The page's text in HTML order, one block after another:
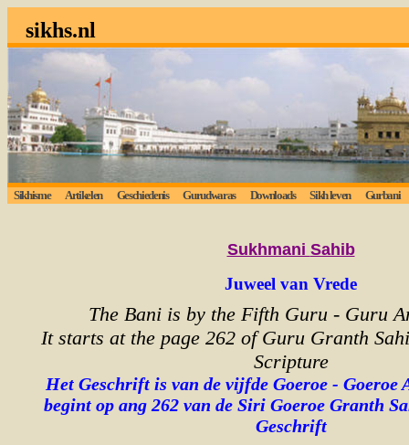
sikhs.nl
Sikhisme Artikelen Geschiedenis Gurudwaras Downloads Sikh leven Gurbani
Sukhmani Sahib
Juweel van Vrede
The Bani is by the Fifth Guru - Guru
It starts at the page 262 of Guru Granth
Scripture
Het Geschrift is van de vijfde Goeroe - Goeroe
begint op ang 262 van de Siri Goeroe Granth
Geschrift